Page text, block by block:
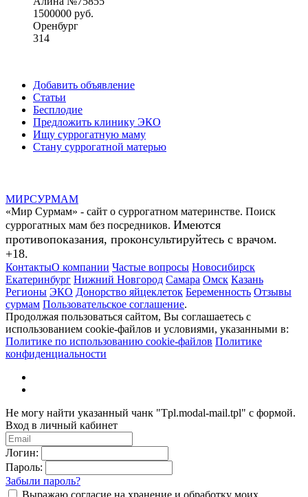
1500000 руб.
Оренбург
314
Добавить объявление
Статьи
Бесплодие
Предложить клинику ЭКО
Ищу суррогатную маму
Стану суррогатной матерью
МИРСУРМАМ
«Мир Сурмам» - сайт о суррогатном материнстве. Поиск
суррогатных мам без посредников. Имеются
противопоказания, проконсультируйтесь с врачом.
+18.
КонтактыО компании Частые вопросы Новосибирск
Екатеринбург Нижний Новгород Самара Омск Казань
Регионы ЭКО Донорство яйцеклеток Беременность Отзывы
сурмам Пользовательское соглашение.
Продолжая пользоваться сайтом, Вы соглашаетесь с
использованием cookie-файлов и условиями, указанными в:
Политике по использованию cookie-файлов Политике
конфиденциальности
Не могу найти указанный чанк "Tpl.modal-mail.tpl" с формой.
Вход в личный кабинет
Логин:
Пароль:
Забыли пароль?
Выражаю согласие на хранение и обработку моих